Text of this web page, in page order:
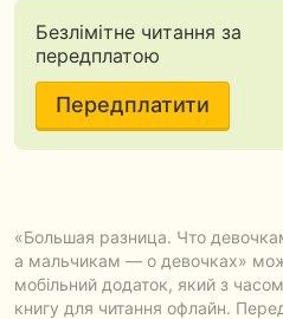
Безлімітне читання за
передплатою
Передплатити
«Большая разница. Что
а мальчикам — о девочках»
мобільний додаток, який з
книгу для читання офлайн.